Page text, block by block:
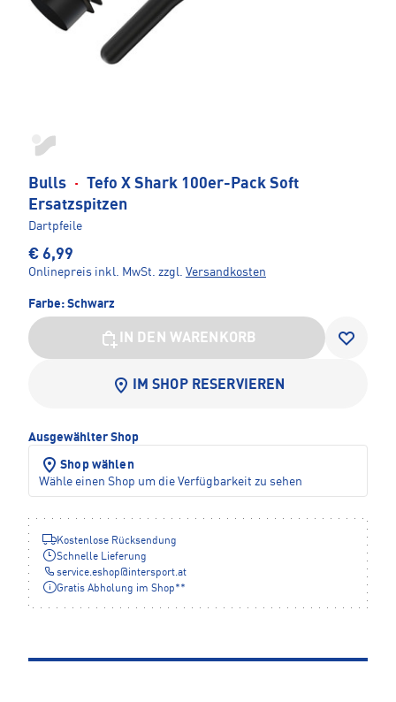
Bulls · Tefo X Shark 100er-Pack Soft
Ersatzspitzen
Dartpfeile
€ 6,99
Onlinepreis inkl. MwSt. zzgl. Versandkosten
Farbe: Schwarz
IN DEN WARENKORB
IM SHOP RESERVIEREN
Ausgewählter Shop
Shop wählen
Wähle einen Shop um die Verfügbarkeit zu sehen
Kostenlose Rücksendung
Schnelle Lieferung
service.eshop@intersport.at
Gratis Abholung im Shop**